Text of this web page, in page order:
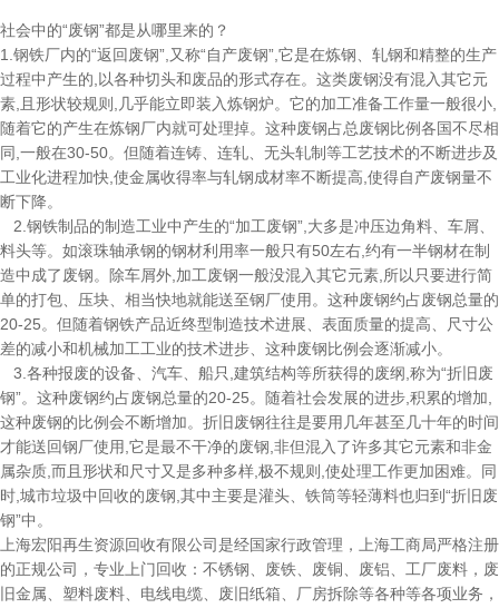
社会中的“废钢”都是从哪里来的？
1.钢铁厂内的“返回废钢”,又称“自产废钢”,它是在炼钢、轧钢和精整的生产
过程中产生的,以各种切头和废品的形式存在。这类废钢没有混入其它元
素,且形状较规则,几乎能立即装入炼钢炉。它的加工准备工作量一般很小,
随着它的产生在炼钢厂内就可处理掉。这种废钢占总废钢比例各国不尽相
同,一般在30-50。但随着连铸、连轧、无头轧制等工艺技术的不断进步及
工业化进程加快,使金属收得率与轧钢成材率不断提高,使得自产废钢量不
断下降。
2.钢铁制品的制造工业中产生的“加工废钢”,大多是冲压边角料、车屑、
料头等。如滚珠轴承钢的钢材利用率一般只有50左右,约有一半钢材在制
造中成了废钢。除车屑外,加工废钢一般没混入其它元素,所以只要进行简
单的打包、压块、相当快地就能送至钢厂使用。这种废钢约占废钢总量的
20-25。但随着钢铁产品近终型制造技术进展、表面质量的提高、尺寸公
差的减小和机械加工工业的技术进步、这种废钢比例会逐渐减小。
3.各种报废的设备、汽车、船只,建筑结构等所获得的废纲,称为“折旧废
钢”。这种废钢约占废钢总量的20-25。随着社会发展的进步,积累的增加,
这种废钢的比例会不断增加。折旧废钢往往是要用几年甚至几十年的时间
才能送回钢厂使用,它是最不干净的废钢,非但混入了许多其它元素和非金
属杂质,而且形状和尺寸又是多种多样,极不规则,使处理工作更加困难。同
时,城市垃圾中回收的废钢,其中主要是灌头、铁筒等轻薄料也归到“折旧废
钢”中。
上海宏阳再生资源回收有限公司是经国家行政管理，上海工商局严格注册
的正规公司，专业上门回收：不锈钢、废铁、废铜、废铝、工厂废料，废
旧金属、塑料废料、电线电缆、废旧纸箱、厂房拆除等各种等各项业务，